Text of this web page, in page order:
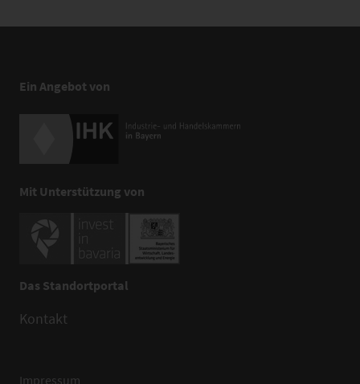
Ein Angebot von
Mit Unterstützung von
Das Standortportal
Kontakt
Impressum